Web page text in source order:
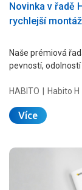
Novinka v řadě
rychlejší montáž
Naše prémiová
pevností, odolností
HABITO Habito H
Více